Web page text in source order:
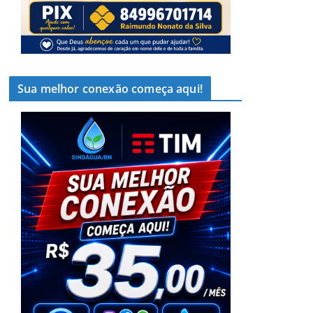
Sua melhor conexão começa aqui!